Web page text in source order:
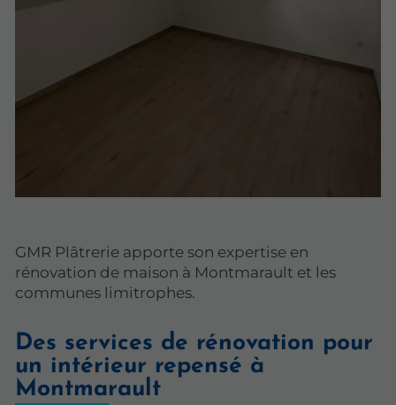
GMR Plâtrerie apporte son expertise en
rénovation de maison à Montmarault et les
communes limitrophes.
Des services de rénovation pour
un intérieur repensé à
Montmarault